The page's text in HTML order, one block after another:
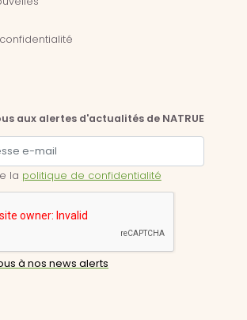
aux alertes d'actualités de NATRUE
la politique de confidentialité